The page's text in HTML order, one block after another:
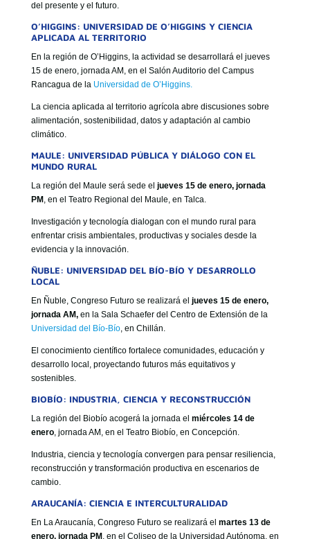
del presente y el futuro.
O’HIGGINS: UNIVERSIDAD DE O’HIGGINS Y CIENCIA
APLICADA AL TERRITORIO
En la región de O’Higgins, la actividad se desarrollará el jueves
15 de enero, jornada AM, en el Salón Auditorio del Campus
Rancagua de laUniversidad de O’Higgins.
La ciencia aplicada al territorio agrícola abre discusiones sobre
alimentación, sostenibilidad, datos y adaptación al cambio
climático.
MAULE: UNIVERSIDAD PÚBLICA Y DIÁLOGO CON EL
MUNDO RURAL
La región del Maule será sede el jueves 15 de enero, jornada
PM , en el Teatro Regional del Maule, en Talca.
Investigación y tecnología dialogan con el mundo rural para
enfrentar crisis ambientales, productivas y sociales desde la
evidencia y la innovación.
ÑUBLE: UNIVERSIDAD DEL BÍO-BÍO Y DESARROLLO
LOCAL
En Ñuble, Congreso Futuro se realizará el jueves 15 de enero,
jornada AM,en la Sala Schaefer del Centro de Extensión de la
Universidad del Bío-Bío, en Chillán.
El conocimiento científico fortalece comunidades, educación y
desarrollo local, proyectando futuros más equitativos y
sostenibles.
BIOBÍO: INDUSTRIA, CIENCIA Y RECONSTRUCCIÓN
La región del Biobío acogerá la jornada el miércoles 14 de
enero, jornada AM, en el Teatro Biobío, en Concepción.
Industria, ciencia y tecnología convergen para pensar resiliencia,
reconstrucción y transformación productiva en escenarios de
cambio.
ARAUCANÍA: CIENCIA E INTERCULTURALIDAD
En La Araucanía, Congreso Futuro se realizará el martes 13 de
enero, jornada PM , en el Coliseo de la Universidad Autónoma, en